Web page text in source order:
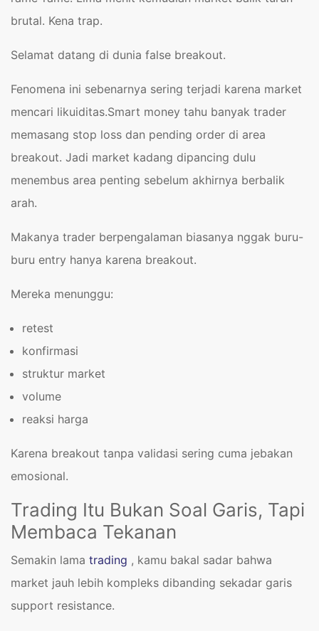
brutal. Kena trap.
Selamat datang di dunia false breakout.
Fenomena ini sebenarnya sering terjadi karena market
mencari likuiditas.Smart money tahu banyak trader
memasang stop loss dan pending order di area
breakout. Jadi market kadang dipancing dulu
menembus area penting sebelum akhirnya berbalik
arah.
Makanya trader berpengalaman biasanya nggak buru-
buru entry hanya karena breakout.
Mereka menunggu:
retest
konfirmasi
struktur market
volume
reaksi harga
Karena breakout tanpa validasi sering cuma jebakan
emosional.
Trading Itu Bukan Soal Garis, Tapi
Membaca Tekanan
Semakin lama trading , kamu bakal sadar bahwa
market jauh lebih kompleks dibanding sekadar garis
support resistance.